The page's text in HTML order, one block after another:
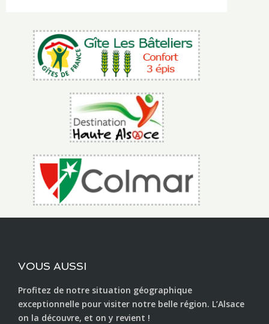
VOUS AUSSI
Profitez de notre situation géographique
exceptionnelle pour visiter notre belle région. L’Alsace
on la découvre, et on y revient !